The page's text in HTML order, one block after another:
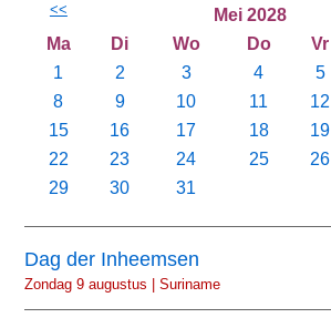
<< Mei 2028
Ma Di Wo Do Vr
1
2 3 4 5
8
9 10 11 12
15
16 17 18 19
22
23 24 25 26
29
30 31
Dag der Inheemsen
Zondag 9 augustus | Suriname